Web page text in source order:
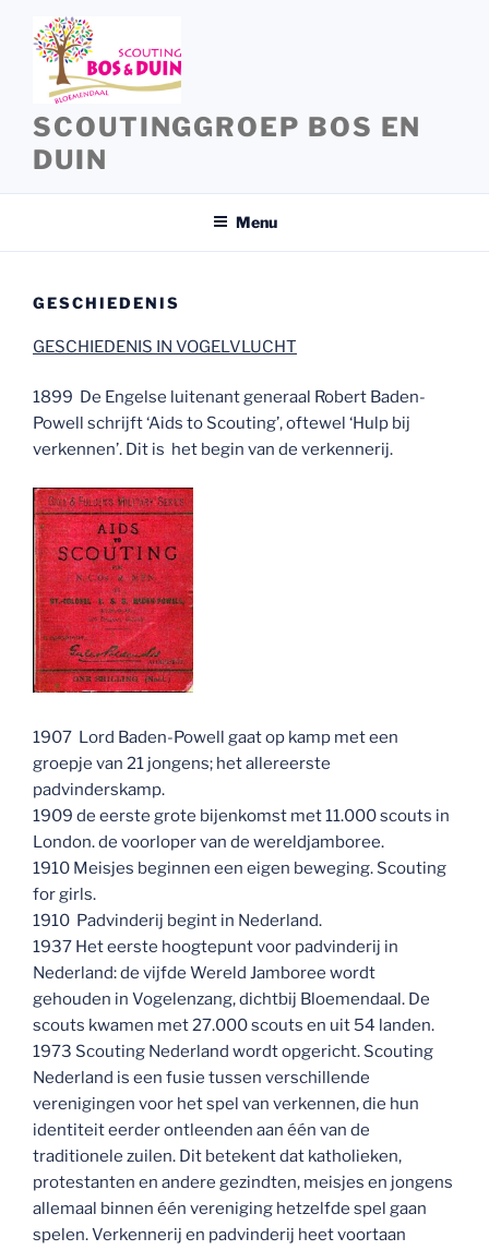
inhoud
SCOUTINGGROEP BOS EN
DUIN
Menu
GESCHIEDENIS
GESCHIEDENIS IN VOGELVLUCHT
1899 De Engelse luitenant generaal Robert Baden-
Powell schrijft ‘Aids to Scouting’, oftewel ‘Hulp bij
verkennen’. Dit is het begin van de verkennerij.
1907 Lord Baden-Powell gaat op kamp met een
groepje van 21 jongens; het allereerste
padvinderskamp.
1909 de eerste grote bijenkomst met 11.000 scouts in
London. de voorloper van de wereldjamboree.
1910 Meisjes beginnen een eigen beweging. Scouting
for girls.
1910 Padvinderij begint in Nederland.
1937 Het eerste hoogtepunt voor padvinderij in
Nederland: de vijfde Wereld Jamboree wordt
gehouden in Vogelenzang, dichtbij Bloemendaal. De
scouts kwamen met 27.000 scouts en uit 54 landen.
1973 Scouting Nederland wordt opgericht. Scouting
Nederland is een fusie tussen verschillende
verenigingen voor het spel van verkennen, die hun
identiteit eerder ontleenden aan één van de
traditionele zuilen. Dit betekent dat katholieken,
protestanten en andere gezindten, meisjes en jongens
allemaal binnen één vereniging hetzelfde spel gaan
spelen. Verkennerij en padvinderij heet voortaan